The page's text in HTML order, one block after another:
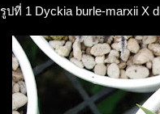
รูปที่ 1 Dyckia burle-marxii X